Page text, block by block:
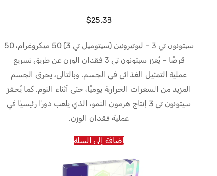
$25.38
سيتونون تي 3 – ليوتيرونين (سيتوميل تي 3) 50 ميكروغرام، 50
قرصًا – يُعزز سيتونون تي 3 فقدان الوزن عن طريق تسريع
عملية التمثيل الغذائي في الجسم. وبالتالي، يحرق الجسم
المزيد من السعرات الحرارية يوميًا، حتى أثناء النوم. كما يُحفز
سيتونون تي 3 إنتاج هرمون النمو، الذي يلعب دورًا رئيسيًا في
عملية فقدان الوزن.
إضافة إلى السلة